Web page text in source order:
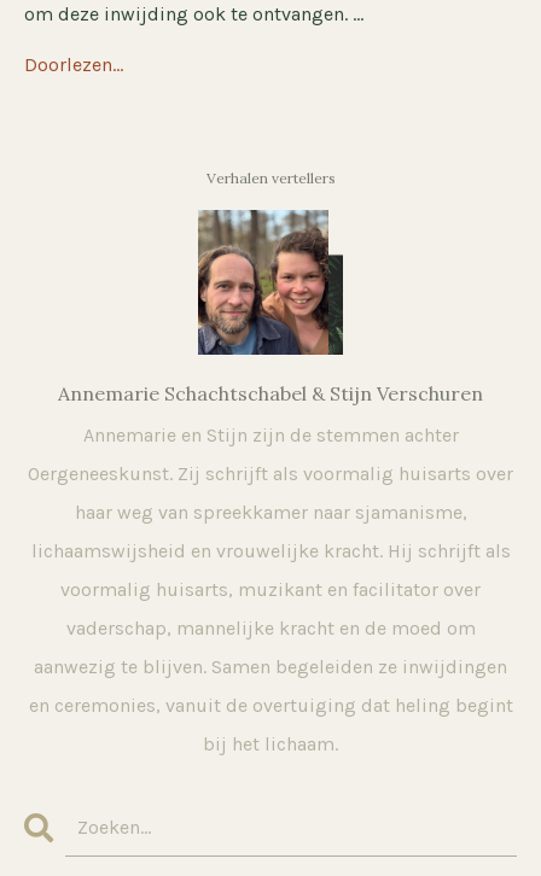
om deze inwijding ook te ontvangen. ...
Doorlezen...
Verhalen vertellers
Annemarie Schachtschabel & Stijn Verschuren
Annemarie en Stijn zijn de stemmen achter
Oergeneeskunst. Zij schrijft als voormalig huisarts over
haar weg van spreekkamer naar sjamanisme,
lichaamswijsheid en vrouwelijke kracht. Hij schrijft als
voormalig huisarts, muzikant en facilitator over
vaderschap, mannelijke kracht en de moed om
aanwezig te blijven. Samen begeleiden ze inwijdingen
en ceremonies, vanuit de overtuiging dat heling begint
bij het lichaam.